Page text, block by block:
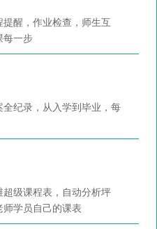
醒，作业检查，师生互
每一步
纪录，从入学到毕业，每
级课程表，自动分析坪
学员自己的课表